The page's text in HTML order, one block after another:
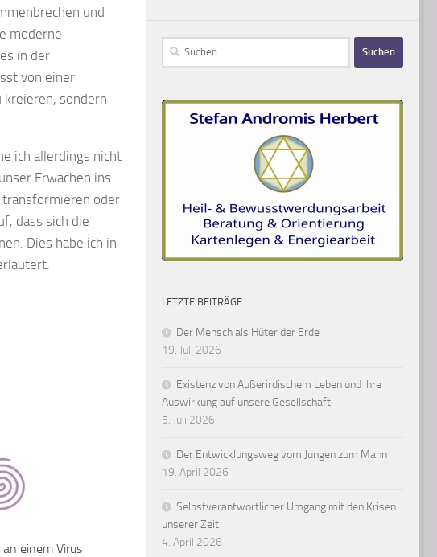
und
moderne
in der
von einer
kreieren, sondern
ich allerdings nicht
Erwachen ins
transformieren oder
dass sich die
Dies habe ich in
einem Virus
Suchen
LETZTE BEITRÄGE
Der Mensch als Hüter der Erde
19. Juli 2026
Existenz von Außerirdischem Leben und ihre
Auswirkung auf unsere Gesellschaft
5. Juli 2026
Der Entwicklungsweg vom Jungen zum Mann
19. April 2026
Selbstverantwortlicher Umgang mit den Krisen
unserer Zeit
4. April 2026